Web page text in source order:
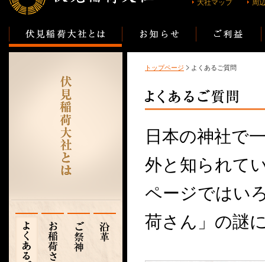
大社マップ 周
トップページ よくあるご質問
日本の神社で
外と知られて
ページではい
荷さん」の謎